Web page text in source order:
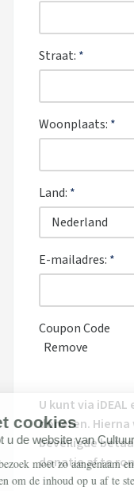
Straat: *
Woonplaats: *
Land: *
E-mailadres: *
Coupon Code
Remove
U kunt via
doneren.
beveiligde
donatie af te